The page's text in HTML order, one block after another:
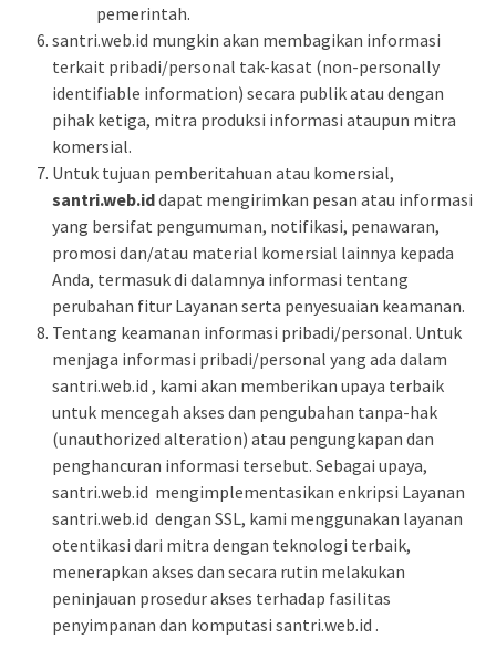
pemerintah.
santri.web.id mungkin akan membagikan informasi
terkait pribadi/personal tak-kasat (non-personally
identifiable information) secara publik atau dengan
pihak ketiga, mitra produksi informasi ataupun mitra
komersial.
Untuk tujuan pemberitahuan atau komersial,
santri.web.iddapat mengirimkan pesan atau informasi
yang bersifat pengumuman, notifikasi, penawaran,
promosi dan/atau material komersial lainnya kepada
Anda, termasuk di dalamnya informasi tentang
perubahan fitur Layanan serta penyesuaian keamanan.
Tentang keamanan informasi pribadi/personal. Untuk
menjaga informasi pribadi/personal yang ada dalam
santri.web.id , kami akan memberikan upaya terbaik
untuk mencegah akses dan pengubahan tanpa-hak
(unauthorized alteration) atau pengungkapan dan
penghancuran informasi tersebut. Sebagai upaya,
santri.web.id mengimplementasikan enkripsi Layanan
santri.web.id dengan SSL, kami menggunakan layanan
otentikasi dari mitra dengan teknologi terbaik,
menerapkan akses dan secara rutin melakukan
peninjauan prosedur akses terhadap fasilitas
penyimpanan dan komputasi santri.web.id .